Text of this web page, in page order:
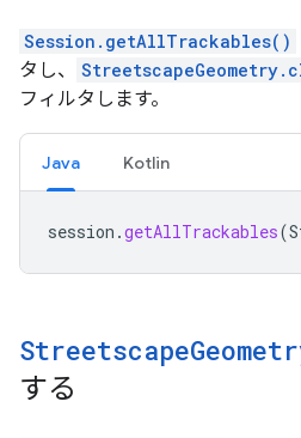
Session.getAllTrackables()
タし、
フィルタします。
Java Kotlin
session .getAllTrackables(
Streetscape
する